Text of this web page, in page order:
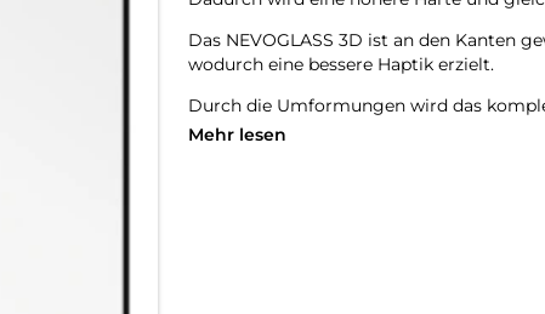
Das NEVOGLASS 3D ist an den Kanten
wodurch eine bessere Haptik erzielt.
Durch die Umformungen wird das
9H Härtegrad
Mehr lesen